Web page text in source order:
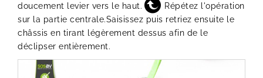
doucement levier vers le haut.
Répétez l'opération
sur la partie centrale.Saisissez puis retriez ensuite le
châssis en tirant légèrement dessus afin de le
déclipser entièrement.